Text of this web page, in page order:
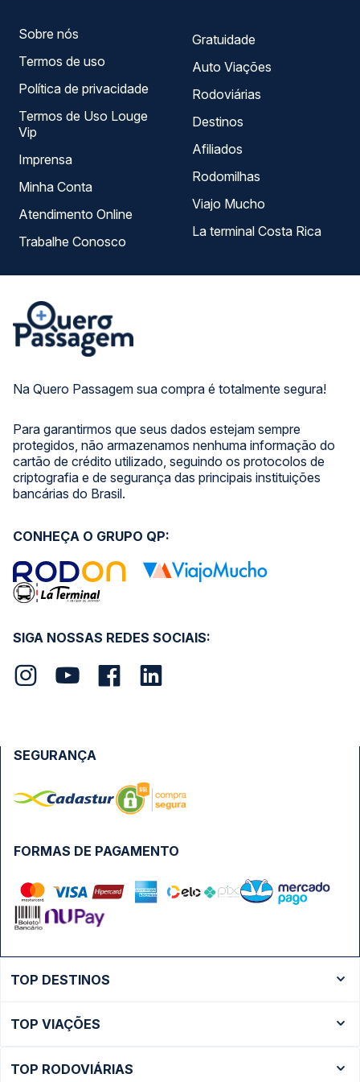
Na Quero Passagem sua compra é totalmente segura!
Para garantirmos que seus dados estejam sempre
protegidos, não armazenamos nenhuma informação do
cartão de crédito utilizado, seguindo os protocolos de
criptografia e de segurança das principais instituições
bancárias do Brasil.
Sobre nós
Termos de uso
Política de privacidade
Termos de Uso Louge
Vip
Imprensa
Minha Conta
Atendimento Online
Trabalhe Conosco
Gratuidade
Auto Viações
Rodoviárias
Destinos
Afiliados
Rodomilhas
Viajo Mucho
La terminal Costa Rica
SIGA NOSSAS REDES SOCIAIS:
CONHEÇA O GRUPO QP:
FORMAS DE PAGAMENTO
SEGURANÇA
TOP DESTINOS
Ônibus São Paulo
TOP VIAÇÕES
TOP RODOVIÁRIAS